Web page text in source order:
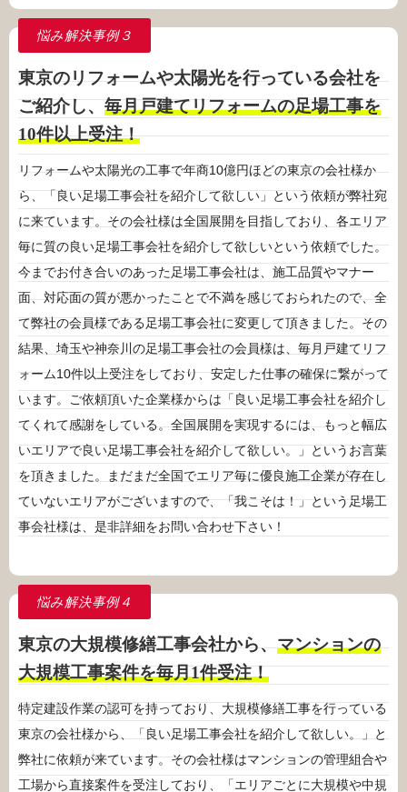
悩み解決事例３
東京のリフォームや太陽光を行っている会社を
ご紹介し、毎月戸建てリフォームの足場工事を
10件以上受注！
リフォームや太陽光の工事で年商10億円ほどの東京の会社様か
ら、「良い足場工事会社を紹介して欲しい」という依頼が弊社宛
に来ています。その会社様は全国展開を目指しており、各エリア
毎に質の良い足場工事会社を紹介して欲しいという依頼でした。
今までお付き合いのあった足場工事会社は、施工品質やマナー
面、対応面の質が悪かったことで不満を感じておられたので、全
て弊社の会員様である足場工事会社に変更して頂きました。その
結果、埼玉や神奈川の足場工事会社の会員様は、毎月戸建てリフ
ォーム10件以上受注をしており、安定した仕事の確保に繋がって
います。ご依頼頂いた企業様からは「良い足場工事会社を紹介し
てくれて感謝をしている。全国展開を実現するには、もっと幅広
いエリアで良い足場工事会社を紹介して欲しい。」というお言葉
を頂きました。まだまだ全国でエリア毎に優良施工企業が存在し
ていないエリアがございますので、「我こそは！」という足場工
事会社様は、是非詳細をお問い合わせ下さい！
悩み解決事例４
東京の大規模修繕工事会社から、マンションの
大規模工事案件を毎月1件受注！
特定建設作業の認可を持っており、大規模修繕工事を行っている
東京の会社様から、「良い足場工事会社を紹介して欲しい。」と
弊社に依頼が来ています。その会社様はマンションの管理組合や
工場から直接案件を受注しており、「エリアごとに大規模や中規